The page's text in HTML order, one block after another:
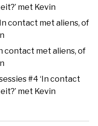
met Kevin
contact met aliens, of
contact met aliens, of
#4 ‘In contact
met Kevin